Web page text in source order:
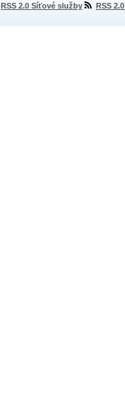
RSS 2.0 Síťové služby RSS